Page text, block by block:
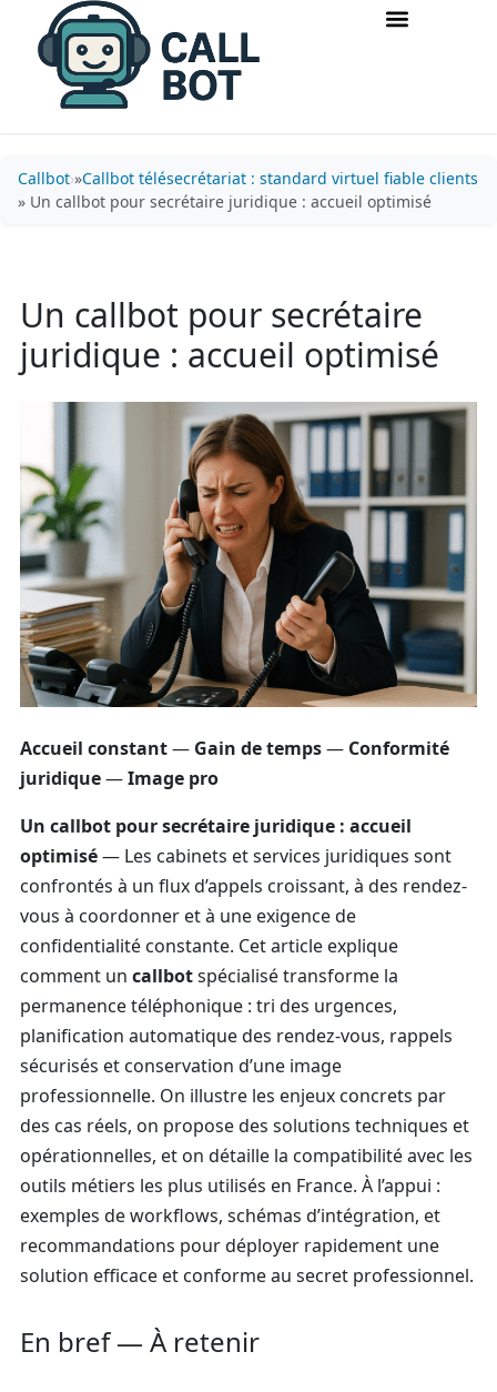
Callbot »Callbot télésecrétariat : standard virtuel fiable clients
» Un callbot pour secrétaire juridique : accueil optimisé
Un callbot pour secrétaire
juridique : accueil optimisé
Accueil constant— Gain de temps— Conformité
juridique—Image pro
Un callbot pour secrétaire juridique : accueil
optimisé— Les cabinets et services juridiques sont
confrontés à un flux d’appels croissant, à des rendez-
vous à coordonner et à une exigence de
confidentialité constante. Cet article explique
comment un callbotspécialisé transforme la
permanence téléphonique : tri des urgences,
planification automatique des rendez-vous, rappels
sécurisés et conservation d’une image
professionnelle. On illustre les enjeux concrets par
des cas réels, on propose des solutions techniques et
opérationnelles, et on détaille la compatibilité avec les
outils métiers les plus utilisés en France. À l’appui :
exemples de workflows, schémas d’intégration, et
recommandations pour déployer rapidement une
solution efficace et conforme au secret professionnel.
En bref — À retenir